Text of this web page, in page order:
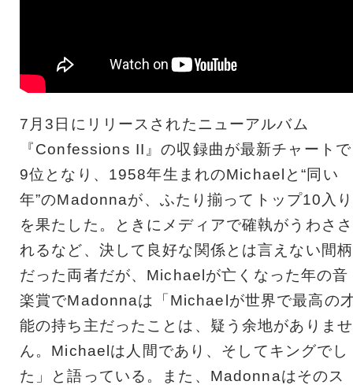
7月3日にリリースされたニューアルバム
『Confessions II』の収録曲が最新チャートで
9位となり、1958年生まれのMichaelと“同い
年”のMadonnaが、ふたり揃ってトップ10入り
を果たした。ときにメディアで確執がうわささ
れるなど、決して良好な関係とは言えない間柄
だった両者だが、Michaelが亡くなった年の音
楽賞でMadonnaは「Michaelが世界で最高の
能の持ち主だったことは、疑う余地がありませ
ん。Michaelは人間であり、そしてキングでし
た」と語っている。また、Madonnaはそのス